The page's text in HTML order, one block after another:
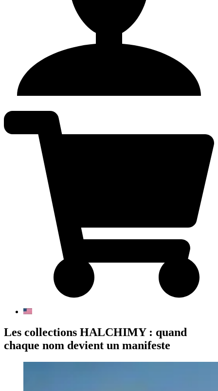
Les collections HALCHIMY : quand
chaque nom devient un manifeste